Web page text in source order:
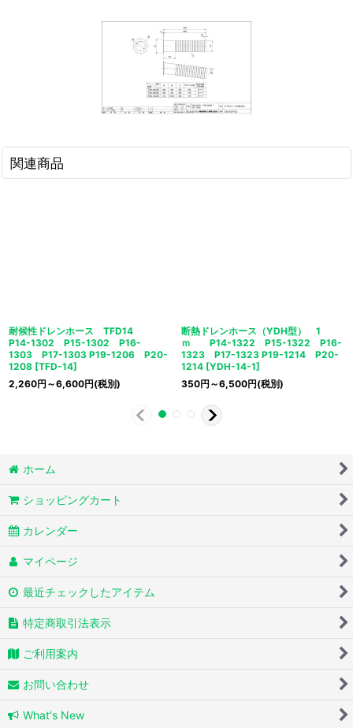
関連商品
耐候性ドレンホース TFD14
P14-1302 P15-1302 P16-
1303 P17-1303 P19-1206 P20-
1208 [TFD-14]
2,260円 ～6,600円(税別)
断熱ドレンホース（YDH型） 1
ｍ P14-1322 P15-1322 P16-
1323 P17-1323 P19-1214 P20-
1214 [YDH-14-1]
350円 ～6,500円(税別)
ホーム
ショッピングカート
カレンダー
マイページ
最近チェックしたアイテム
特定商取引法表示
ご利用案内
お問い合わせ
What's New